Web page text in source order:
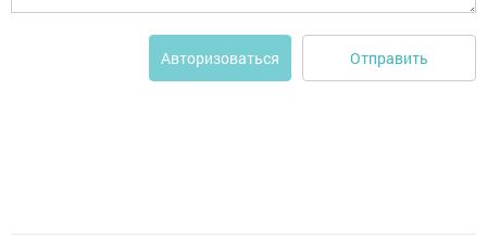
Авторизоваться Отправить